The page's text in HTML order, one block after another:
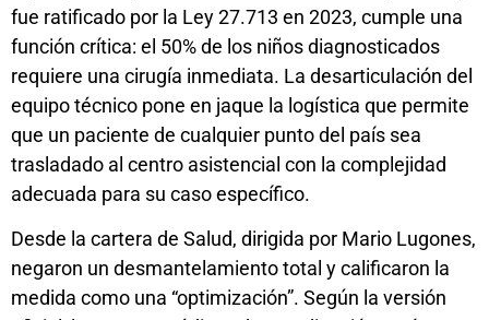
fue ratificado por la Ley 27.713 en 2023, cumple una
función crítica: el 50% de los niños diagnosticados
requiere una cirugía inmediata. La desarticulación del
equipo técnico pone en jaque la logística que permite
que un paciente de cualquier punto del país sea
trasladado al centro asistencial con la complejidad
adecuada para su caso específico.
Desde la cartera de Salud, dirigida por Mario Lugones,
negaron un desmantelamiento total y calificaron la
medida como una “optimización”. Según la versión